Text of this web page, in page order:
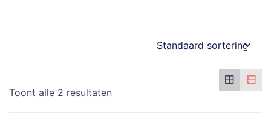
Toont alle 2 resultaten